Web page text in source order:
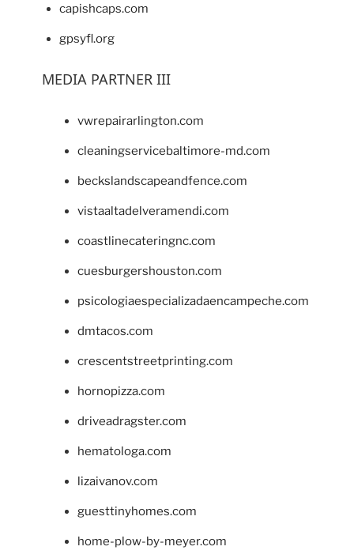
capishcaps.com
gpsyfl.org
MEDIA PARTNER III
vwrepairarlington.com
cleaningservicebaltimore-md.com
beckslandscapeandfence.com
vistaaltadelveramendi.com
coastlinecateringnc.com
cuesburgershouston.com
psicologiaespecializadaencampeche.com
dmtacos.com
crescentstreetprinting.com
hornopizza.com
driveadragster.com
hematologa.com
lizaivanov.com
guesttinyhomes.com
home-plow-by-meyer.com